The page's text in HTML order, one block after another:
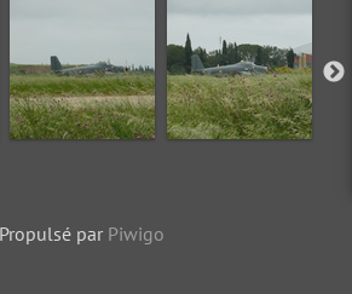
Propulsé par Piwigo